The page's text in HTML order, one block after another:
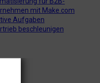
mit Make.com
Aufgaben
beschleunigen